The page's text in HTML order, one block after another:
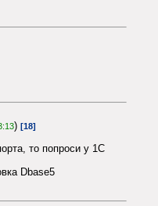
) [18]
то попроси у 1C
Dbase5